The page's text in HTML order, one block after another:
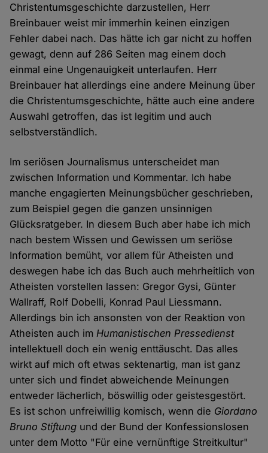
Christentumsgeschichte darzustellen, Herr
Breinbauer weist mir immerhin keinen einzigen
Fehler dabei nach. Das hätte ich gar nicht zu hoffen
gewagt, denn auf 286 Seiten mag einem doch
einmal eine Ungenauigkeit unterlaufen. Herr
Breinbauer hat allerdings eine andere Meinung über
die Christentumsgeschichte, hätte auch eine andere
Auswahl getroffen, das ist legitim und auch
selbstverständlich.
Im seriösen Journalismus unterscheidet man
zwischen Information und Kommentar. Ich habe
manche engagierten Meinungsbücher geschrieben,
zum Beispiel gegen die ganzen unsinnigen
Glücksratgeber. In diesem Buch aber habe ich mich
nach bestem Wissen und Gewissen um seriöse
Information bemüht, vor allem für Atheisten und
deswegen habe ich das Buch auch mehrheitlich von
Atheisten vorstellen lassen: Gregor Gysi, Günter
Wallraff, Rolf Dobelli, Konrad Paul Liessmann.
Allerdings bin ich ansonsten von der Reaktion von
Atheisten auch imHumanistischen Pressedienst
intellektuell doch ein wenig enttäuscht. Das alles
wirkt auf mich oft etwas sektenartig, man ist ganz
unter sich und findet abweichende Meinungen
entweder lächerlich, böswillig oder geistesgestört.
Es ist schon unfreiwillig komisch, wenn die Giordano
Bruno Stiftung und der Bund der Konfessionslosen
unter dem Motto "Für eine vernünftige Streitkultur"